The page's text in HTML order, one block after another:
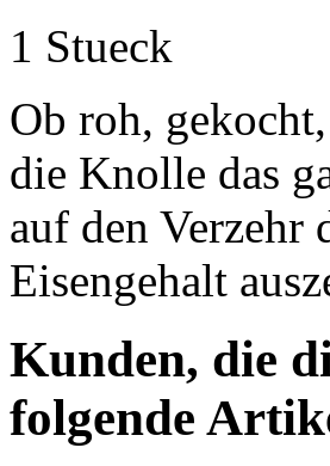
1 Stueck
Ob roh,
die Knolle das
auf den Verzehr
Eisengehalt
Kunden, die
folgende